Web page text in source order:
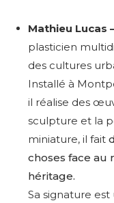
Mathieu Lucas
plasticien
des cultures
Installé à
il réalise des
sculpture et la
miniature, il fait
choses face au
héritage.
Sa signature